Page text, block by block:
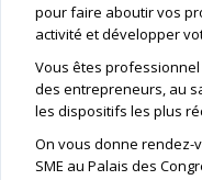
pour faire aboutir vos
activité et développer
Vous êtes professionnel
des entrepreneurs, au
les dispositifs les plus
On vous donne rendez-
SME au Palais des